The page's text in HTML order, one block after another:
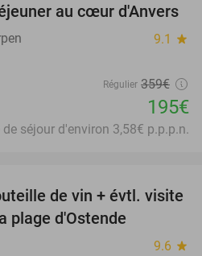
46%
au cœur d'Anvers
9.1 star
Régulier 359€
195€
de séjour d'environ 3,58€ p.p.p.n.
46%
de vin + évtl. visite
plage d'Ostende
9.6 star